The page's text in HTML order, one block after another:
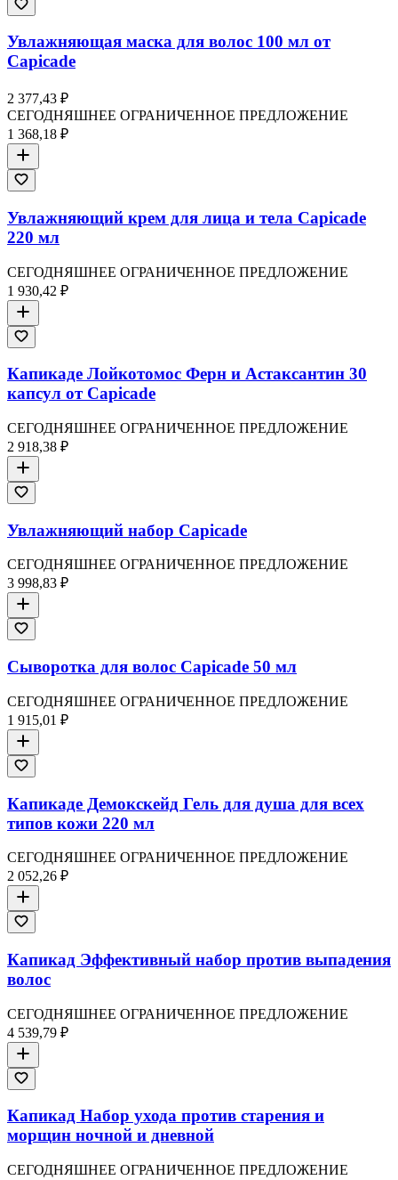
Увлажняющая маска для волос 100 мл от
Capicade
2 377,43 ₽
СЕГОДНЯШНЕЕ ОГРАНИЧЕННОЕ ПРЕДЛОЖЕНИЕ
1 368,18 ₽
Увлажняющий крем для лица и тела Capicade
220 мл
СЕГОДНЯШНЕЕ ОГРАНИЧЕННОЕ ПРЕДЛОЖЕНИЕ
1 930,42 ₽
Капикаде Лойкотомос Ферн и Астаксантин 30
капсул от Capicade
СЕГОДНЯШНЕЕ ОГРАНИЧЕННОЕ ПРЕДЛОЖЕНИЕ
2 918,38 ₽
Увлажняющий набор Capicade
СЕГОДНЯШНЕЕ ОГРАНИЧЕННОЕ ПРЕДЛОЖЕНИЕ
3 998,83 ₽
Сыворотка для волос Capicade 50 мл
СЕГОДНЯШНЕЕ ОГРАНИЧЕННОЕ ПРЕДЛОЖЕНИЕ
1 915,01 ₽
Капикаде Демокскейд Гель для душа для всех
типов кожи 220 мл
СЕГОДНЯШНЕЕ ОГРАНИЧЕННОЕ ПРЕДЛОЖЕНИЕ
2 052,26 ₽
Капикад Эффективный набор против выпадения
волос
СЕГОДНЯШНЕЕ ОГРАНИЧЕННОЕ ПРЕДЛОЖЕНИЕ
4 539,79 ₽
Капикад Набор ухода против старения и
морщин ночной и дневной
СЕГОДНЯШНЕЕ ОГРАНИЧЕННОЕ ПРЕДЛОЖЕНИЕ